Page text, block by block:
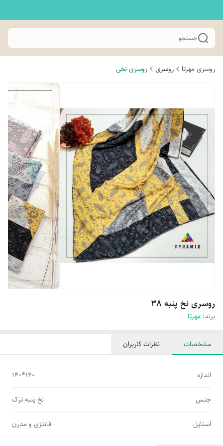
جستجو
روسری مهرتا روسری روسری نخی
روسری نخ پنبه 38
برند: مهرتا
مشخصات نظرات کاربران
اندازه 140*140
جنس نخ پنبه ترک
استایل فانتزی و مدرن